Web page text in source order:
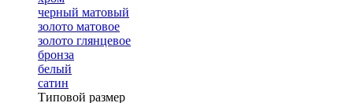
черный матовый
золото матовое
золото глянцевое
бронза
белый
сатин
Типовой размер